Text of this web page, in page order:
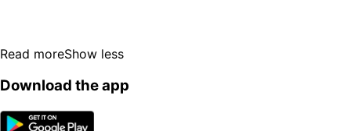
Read moreShow less
Download the app